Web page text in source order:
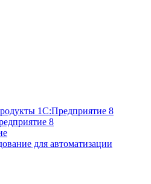
1С:Предприятие 8
8
для автоматизации